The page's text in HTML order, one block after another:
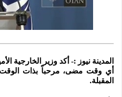
المدينة نيوز :- أكد وزير الخارجية
أي وقت مضى، مرحباً بذات الوقت
المقبلة.